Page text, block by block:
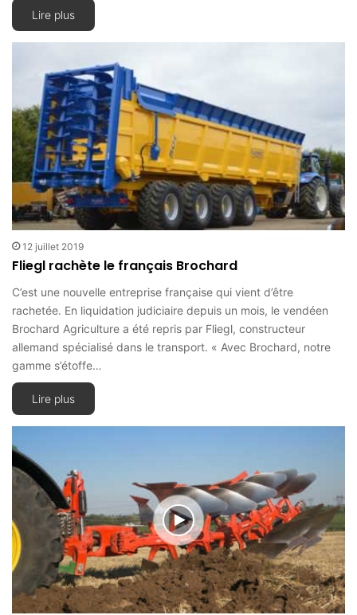
Lire plus
12 juillet 2019
Fliegl rachète le français Brochard
C’est une nouvelle entreprise française qui vient d’être
rachetée. En liquidation judiciaire depuis un mois, le vendéen
Brochard Agriculture a été repris par Fliegl, constructeur
allemand spécialisé dans le transport. « Avec Brochard, notre
gamme s’étoffe…
Lire plus